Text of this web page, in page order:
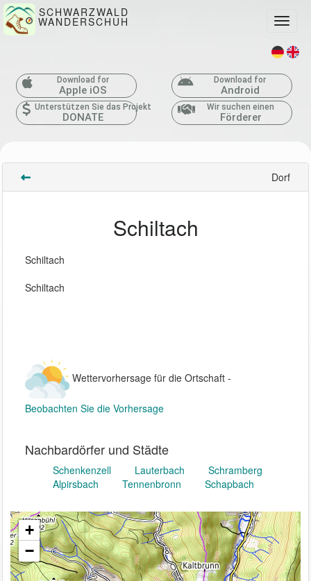
SCHWARZWALD
WANDERSCHUH
Download for
Apple iOS
Download for
Android
Unterstützen Sie das Projekt
DONATE
Wir suchen einen
Förderer
Dorf
Schiltach
Schiltach
Schiltach
Wettervorhersage für die Ortschaft -
Beobachten Sie die Vorhersage
Nachbardörfer und Städte
Schenkenzell Lauterbach
Schramberg
Alpirsbach
Tennenbronn Schapbach
+
−